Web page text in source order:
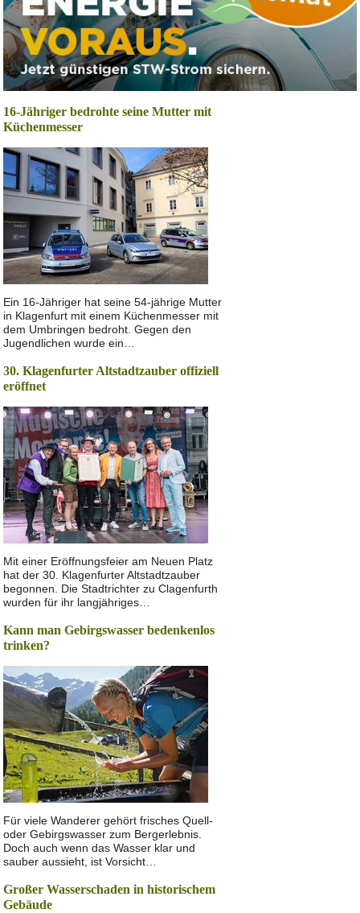
16-Jähriger bedrohte seine Mutter mit
Küchenmesser
Ein 16-Jähriger hat seine 54-jährige Mutter
in Klagenfurt mit einem Küchenmesser mit
dem Umbringen bedroht. Gegen den
Jugendlichen wurde ein…
30. Klagenfurter Altstadtzauber offiziell
eröffnet
Mit einer Eröffnungsfeier am Neuen Platz
hat der 30. Klagenfurter Altstadtzauber
begonnen. Die Stadtrichter zu Clagenfurth
wurden für ihr langjähriges…
Kann man Gebirgswasser bedenkenlos
trinken?
Für viele Wanderer gehört frisches Quell-
oder Gebirgswasser zum Bergerlebnis.
Doch auch wenn das Wasser klar und
sauber aussieht, ist Vorsicht…
Großer Wasserschaden in historischem
Gebäude